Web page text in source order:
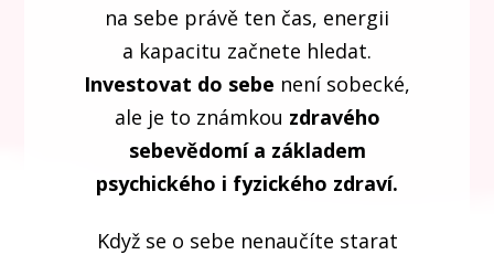
na sebe právě ten čas, energii
a kapacitu začnete hledat.
Investovat do sebe není sobecké,
ale je to známkou zdravého
sebevědomí a základem
psychického i fyzického zdraví.
Když se o sebe nenaučíte starat